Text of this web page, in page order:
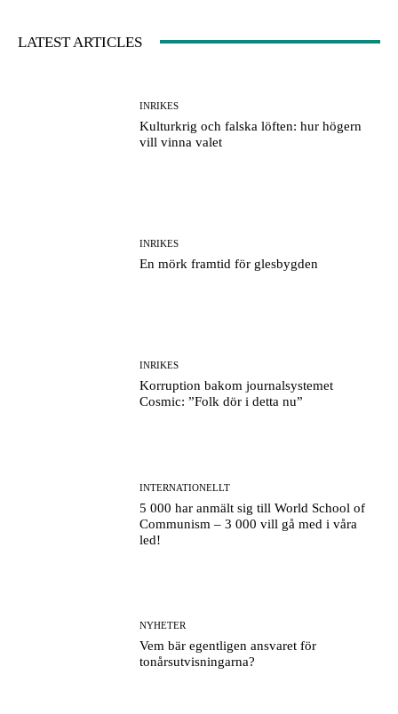
LATEST ARTICLES
INRIKES
Kulturkrig och falska löften: hur högern
vill vinna valet
INRIKES
En mörk framtid för glesbygden
INRIKES
Korruption bakom journalsystemet
Cosmic: ”Folk dör i detta nu”
INTERNATIONELLT
5 000 har anmält sig till World School of
Communism – 3 000 vill gå med i våra
led!
NYHETER
Vem bär egentligen ansvaret för
tonårsutvisningarna?